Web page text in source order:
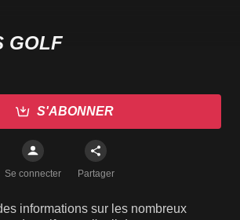
GOLF
S'ABONNER
Se connecter Partager
informations sur les nombreux